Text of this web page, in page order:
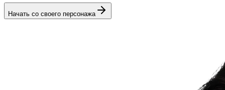
Начать со своего персонажа